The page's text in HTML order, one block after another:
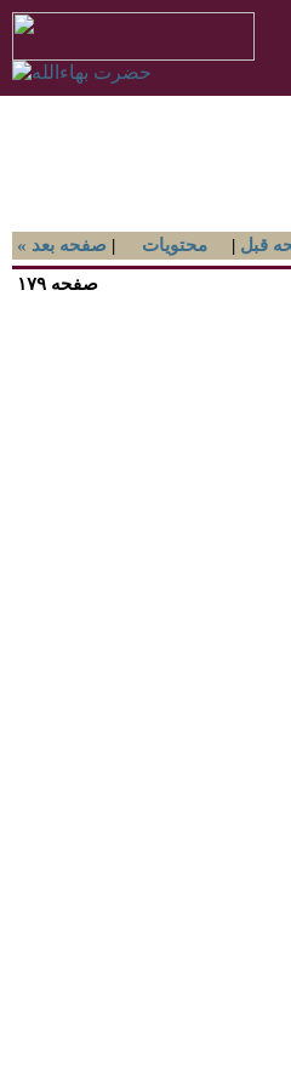
« صفحه بعد | محتويات |